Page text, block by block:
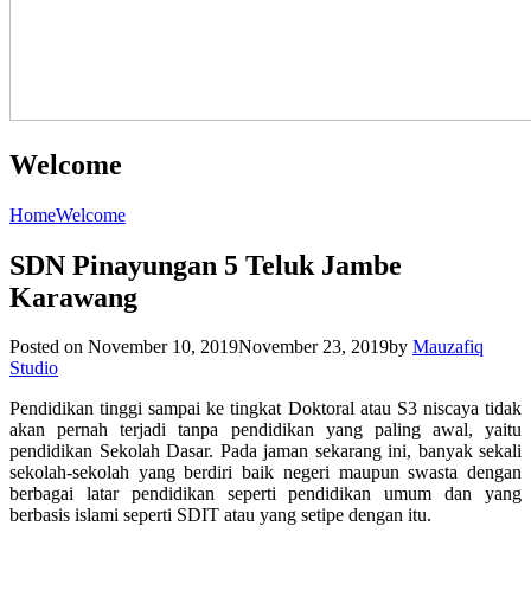
Welcome
HomeWelcome
SDN Pinayungan 5 Teluk Jambe
Karawang
Posted on November 10, 2019November 23, 2019by Mauzafiq
Studio
Pendidikan tinggi sampai ke tingkat Doktoral atau S3 niscaya tidak
akan pernah terjadi tanpa pendidikan yang paling awal, yaitu
pendidikan Sekolah Dasar. Pada jaman sekarang ini, banyak sekali
sekolah-sekolah yang berdiri baik negeri maupun swasta dengan
berbagai latar pendidikan seperti pendidikan umum dan yang
berbasis islami seperti SDIT atau yang setipe dengan itu.